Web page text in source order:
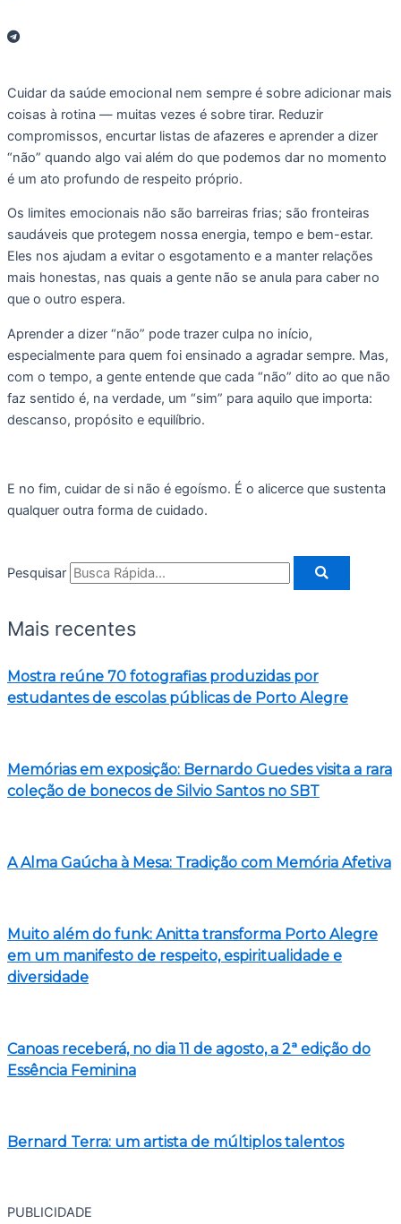
Cuidar da saúde emocional nem sempre é sobre adicionar mais
coisas à rotina — muitas vezes é sobre tirar. Reduzir
compromissos, encurtar listas de afazeres e aprender a dizer
“não” quando algo vai além do que podemos dar no momento
é um ato profundo de respeito próprio.
Os limites emocionais não são barreiras frias; são fronteiras
saudáveis que protegem nossa energia, tempo e bem-estar.
Eles nos ajudam a evitar o esgotamento e a manter relações
mais honestas, nas quais a gente não se anula para caber no
que o outro espera.
Aprender a dizer “não” pode trazer culpa no início,
especialmente para quem foi ensinado a agradar sempre. Mas,
com o tempo, a gente entende que cada “não” dito ao que não
faz sentido é, na verdade, um “sim” para aquilo que importa:
descanso, propósito e equilíbrio.
E no fim, cuidar de si não é egoísmo. É o alicerce que sustenta
qualquer outra forma de cuidado.
Pesquisar
Mais recentes
Mostra reúne 70 fotografias produzidas por
estudantes de escolas públicas de Porto Alegre
Memórias em exposição: Bernardo Guedes visita a rara
coleção de bonecos de Silvio Santos no SBT
A Alma Gaúcha à Mesa: Tradição com Memória Afetiva
Muito além do funk: Anitta transforma Porto Alegre
em um manifesto de respeito, espiritualidade e
diversidade
Canoas receberá, no dia 11 de agosto, a 2ª edição do
Essência Feminina
Bernard Terra: um artista de múltiplos talentos
PUBLICIDADE